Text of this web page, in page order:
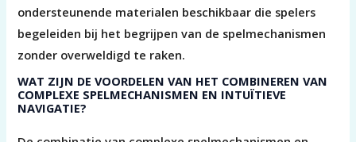
ondersteunende materialen beschikbaar die spelers
begeleiden bij het begrijpen van de spelmechanismen
zonder overweldigd te raken.
WAT ZIJN DE VOORDELEN VAN HET COMBINEREN VAN
COMPLEXE SPELMECHANISMEN EN INTUÏTIEVE
NAVIGATIE?